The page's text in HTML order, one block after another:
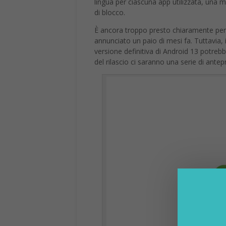
di blocco.
È ancora troppo presto chiaramente
annunciato un paio di mesi fa.
versione definitiva di Android 13
del rilascio ci saranno una serie di